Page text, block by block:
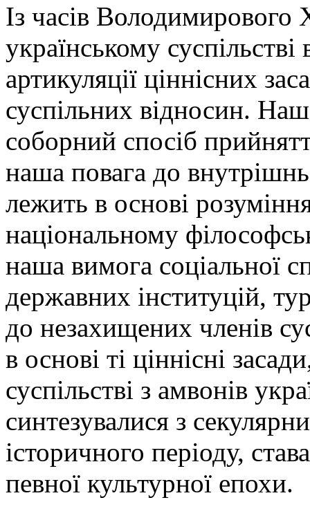
Із часів
українському суспільстві
артикуляції ціннісних
суспільних відносин.
соборний спосіб
наша повага до
лежить в основі
національному
наша вимога соціальної
державних інституцій,
до незахищених членів
в основі ті ціннісні
суспільстві з амвонів
синтезувалися з
історичного періоду,
певної культурної епохи.